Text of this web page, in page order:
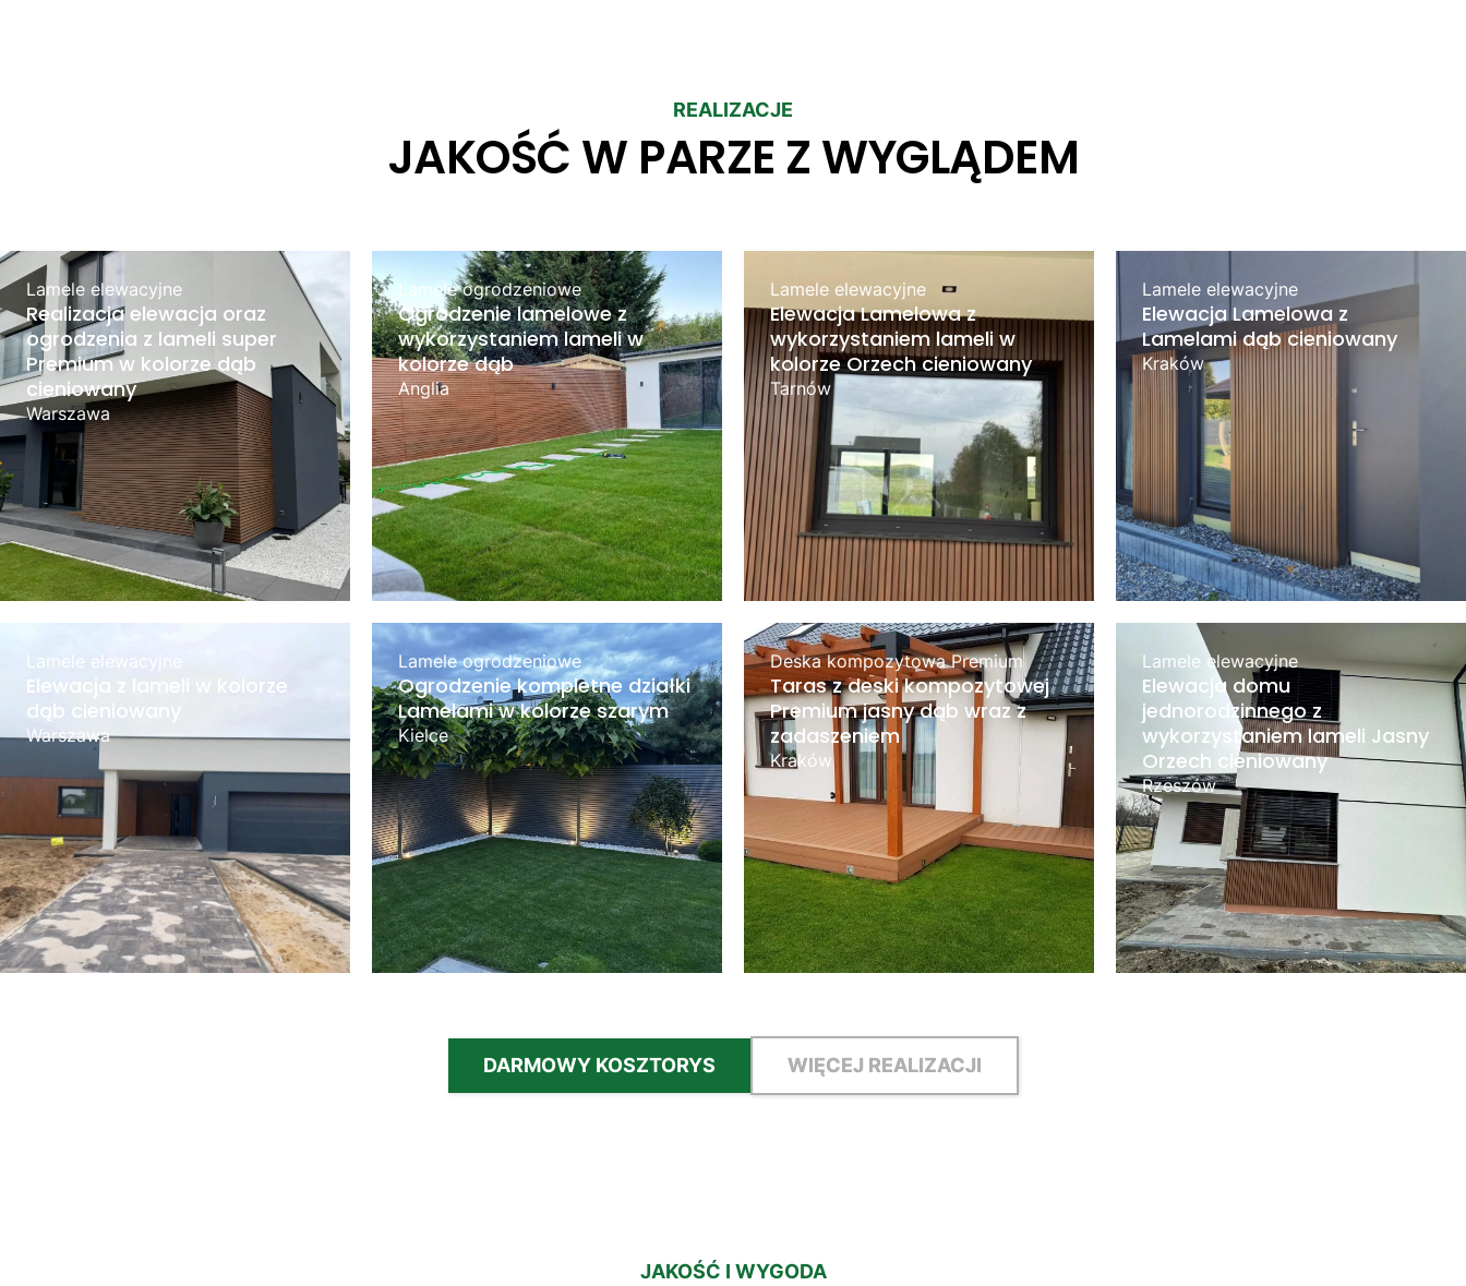
REALIZACJE
JAKOŚĆ W PARZE Z WYGLĄDEM
Lamele elewacyjne
Realizacja elewacja oraz
ogrodzenia z lameli super
Premium w kolorze dąb
cieniowany
Warszawa
Lamele ogrodzeniowe
Ogrodzenie lamelowe z
wykorzystaniem lameli w
kolorze dąb
Anglia
Lamele elewacyjne
Elewacja Lamelowa z
wykorzystaniem lameli w
kolorze Orzech cieniowany
Tarnów
Lamele elewacyjne
Elewacja Lamelowa z
Lamelami dąb cieniowany
Kraków
Lamele elewacyjne
Elewacja z lameli w kolorze
dąb cieniowany
Warszawa
Lamele ogrodzeniowe
Ogrodzenie kompletne działki
Lamelami w kolorze szarym
Kielce
Deska kompozytowa Premium
Taras z deski kompozytowej
Premium jasny dąb wraz z
zadaszeniem
Kraków
Lamele elewacyjne
Elewacja domu
jednorodzinnego z
wykorzystaniem lameli Jasny
Orzech cieniowany
Rzeszów
DARMOWY KOSZTORYS WIĘCEJ REALIZACJI
JAKOŚĆ I WYGODA